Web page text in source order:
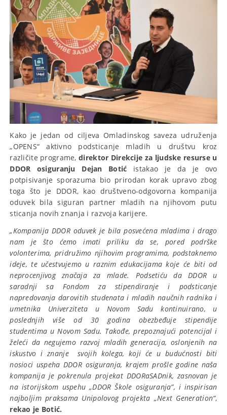
Kako je jedan od ciljeva Omladinskog saveza udruženja
„OPENS“ aktivno podsticanje mladih u društvu kroz
različite programe,direktor Direkcije za ljudske resurse u
DDOR osiguranju Dejan Botić istakao je da je ovo
potpisivanje sporazuma bio prirodan korak upravo zbog
toga što je DDOR, kao društveno-odgovorna kompanija
oduvek bila siguran partner mladih na njihovom putu
sticanja novih znanja i razvoja karijere.
„Kompanija DDOR oduvek je bila posvećena mladima i drago
nam je što ćemo imati priliku da se, pored podrške
volonterima, pridružimo njihovim programima, podstaknemo
ideje, te učestvujemo u raznim edukacijama koje će biti od
neprocenjivog značaja za mlade. Podsetiću da DDOR u
saradnji sa Fondom za stipendiranje i podsticanje
napredovanja darovitih studenata i mladih naučnih radnika i
umetnika Univerziteta u Novom Sadu kontinuirano, u
poslednjih više od 30 godina obezbeđuje stipendije
studentima u Novom Sadu. Takođe, prepoznajući potencijal i
želeći da negujemo razvoj mladih generacija, oslonjenih na
iskustvo i znanje svojih kolega, koji će u budućnosti biti
nosioci uspeha DDOR osiguranja, krajem prošle godine naša
kompanija je pokrenula projekat DDORaSADnik, zasnovan je
na istorijskom uspehu „DDOR Škole osiguranja”, i inspirisan
najboljim praksama Unipolovog projekta „Next Generation“,
rekao je Botić.